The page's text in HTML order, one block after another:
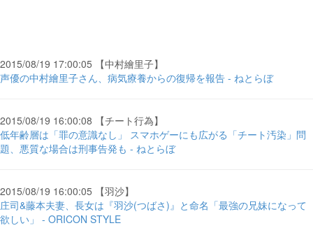
2015/08/19 17:00:05 【中村繪里子】
声優の中村繪里子さん、病気療養からの復帰を報告 - ねとらぼ
2015/08/19 16:00:08 【チート行為】
低年齢層は「罪の意識なし」 スマホゲーにも広がる「チート汚染」問
題、悪質な場合は刑事告発も - ねとらぼ
2015/08/19 16:00:05 【羽沙】
庄司&藤本夫妻、長女は『羽沙(つばさ)』と命名「最強の兄妹になって
欲しい」 - ORICON STYLE